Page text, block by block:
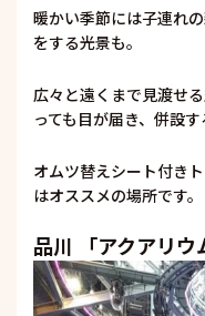
暖かい季節には子連れ
をする光景も。
広々と遠くまで見渡せ
っても目が届き、併設
オムツ替えシート付き
はオススメの場所です。
品川 「アクアリウ